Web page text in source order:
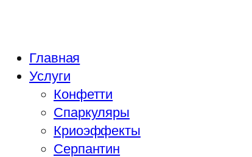
Главная
Услуги
Конфетти
Спаркуляры
Криоэффекты
Серпантин